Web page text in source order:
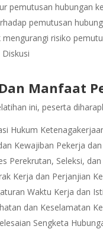
pemutusan hubungan
pemutusan
mengurangi risiko
Manfaat
ini, peserta
Hukum
Kewajiban Pekerja
Perekrutan, Seleksi,
Kerja dan Perjanjian
Waktu Kerja dan
dan Keselamatan
Sengketa